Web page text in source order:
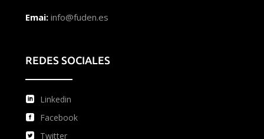
Emai: info@fuden.es
REDES SOCIALES
Linkedin
Facebook
Twitter